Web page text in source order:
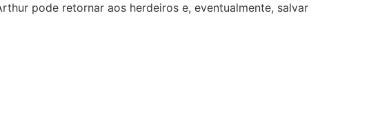
pode retornar aos herdeiros e, eventualmente, salvar